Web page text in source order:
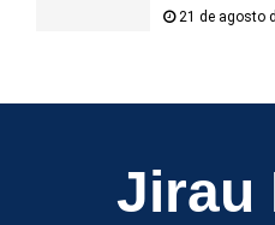
21 de agosto
Jirau